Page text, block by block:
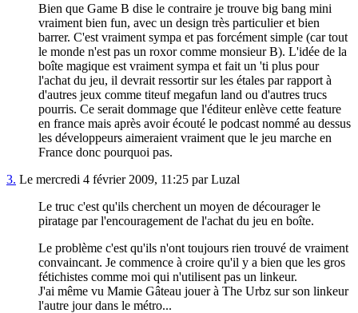
Bien que Game B dise le contraire je trouve big bang mini
vraiment bien fun, avec un design très particulier et bien
barrer. C'est vraiment sympa et pas forcément simple (car tout
le monde n'est pas un roxor comme monsieur B). L'idée de la
boîte magique est vraiment sympa et fait un 'ti plus pour
l'achat du jeu, il devrait ressortir sur les étales par rapport à
d'autres jeux comme titeuf megafun land ou d'autres trucs
pourris. Ce serait dommage que l'éditeur enlève cette feature
en france mais après avoir écouté le podcast nommé au dessus
les développeurs aimeraient vraiment que le jeu marche en
France donc pourquoi pas.
3. Le mercredi 4 février 2009, 11:25 par Luzal
Le truc c'est qu'ils cherchent un moyen de décourager le
piratage par l'encouragement de l'achat du jeu en boîte.
Le problème c'est qu'ils n'ont toujours rien trouvé de vraiment
convaincant. Je commence à croire qu'il y a bien que les gros
fétichistes comme moi qui n'utilisent pas un linkeur.
J'ai même vu Mamie Gâteau jouer à The Urbz sur son linkeur
l'autre jour dans le métro...